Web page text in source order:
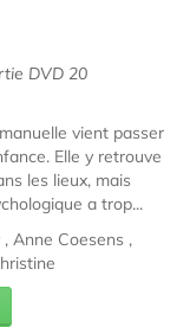
DVD 20
vient passer
Elle y retrouve
les lieux, mais
a trop...
Anne Coesens ,